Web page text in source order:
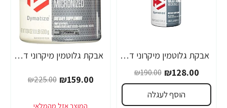
אבקת גלוטמין מיקרוני דיימטייז 300 גרם - מבית Dymatize Nutrition
₪128.00
₪190.00
הוסף לעגלה
אבקת גלוטמין מיקרוני דיימטייז 500 גרם - מבית Dymatize Nutrition
₪159.00
₪225.00